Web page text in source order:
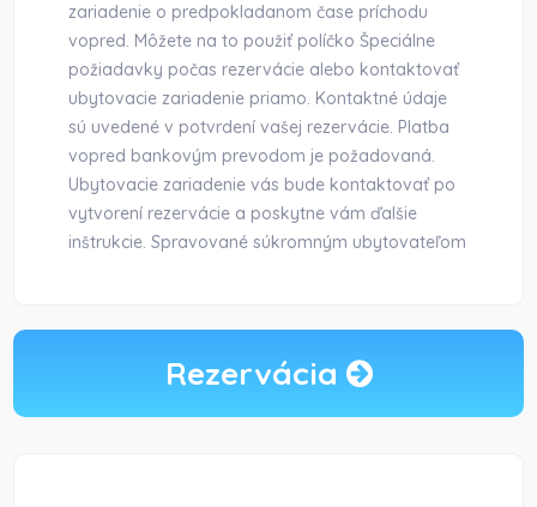
zariadenie o predpokladanom čase príchodu
vopred. Môžete na to použiť políčko Špeciálne
požiadavky počas rezervácie alebo kontaktovať
ubytovacie zariadenie priamo. Kontaktné údaje
sú uvedené v potvrdení vašej rezervácie. Platba
vopred bankovým prevodom je požadovaná.
Ubytovacie zariadenie vás bude kontaktovať po
vytvorení rezervácie a poskytne vám ďalšie
inštrukcie. Spravované súkromným ubytovateľom
Rezervácia